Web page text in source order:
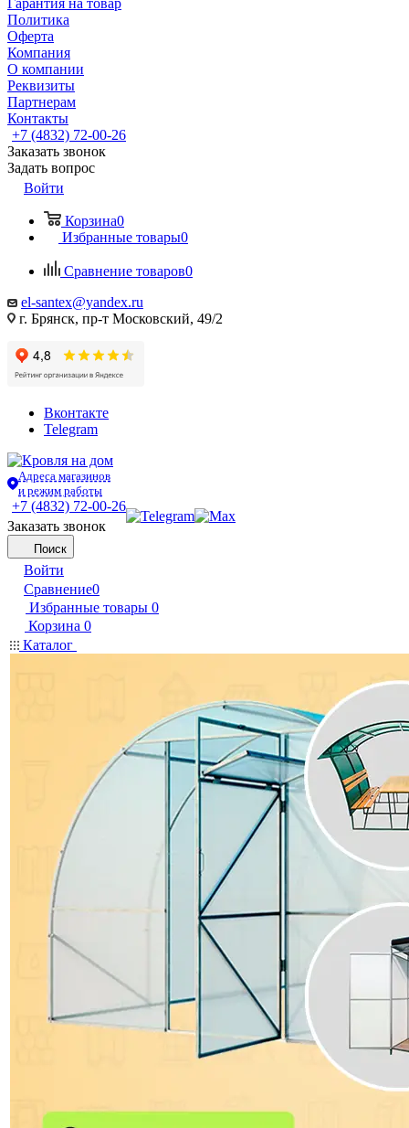
Гарантия на товар
Политика
Оферта
Компания
О компании
Реквизиты
Партнерам
Контакты
+7 (4832) 72-00-26
Заказать звонок
Задать вопрос
Войти
Корзина0
Избранные товары0
Сравнение товаров0
el-santex@yandex.ru
г. Брянск, пр-т Московский, 49/2
Вконтакте
Telegram
Адреса магазинов
и режим работы
+7 (4832) 72-00-26
Заказать звонок
Поиск
Войти
Сравнение0
Избранные товары 0
Корзина 0
Каталог